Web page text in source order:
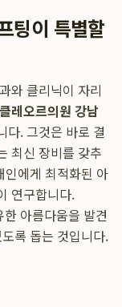
팅이 특별할
와 클리닉이 자리
클레오르의원 강남
다. 그것은 바로 결
최신 장비를 갖추
인에게 최적화된 아
연구합니다.
아름다움을 발견
록 돕는 것입니다.